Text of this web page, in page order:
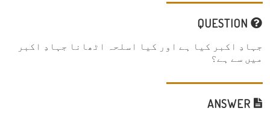
جہادِ اکبر کیا ہے اور کیا اسلحہ اٹھانا جہادِ اکبر
میں سے ہے؟